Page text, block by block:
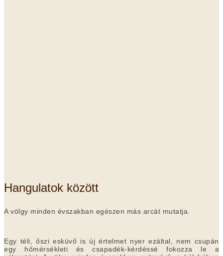
Hangulatok között
A völgy minden évszakban egészen más arcát mutatja.
Egy téli, őszi esküvő is új értelmet nyer ezáltal, nem csupán
egy hőmérsékleti és csapadék-kérdéssé fokozza le a